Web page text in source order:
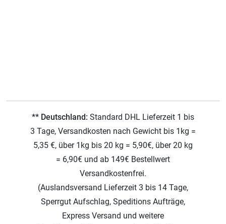
** Deutschland: Standard DHL Lieferzeit 1 bis
3 Tage, Versandkosten nach Gewicht bis 1kg =
5,35 €, über 1kg bis 20 kg = 5,90€, über 20 kg
= 6,90€ und ab 149€ Bestellwert
Versandkostenfrei.
(Auslandsversand Lieferzeit 3 bis 14 Tage,
Sperrgut Aufschlag, Speditions Aufträge,
Express Versand und weitere